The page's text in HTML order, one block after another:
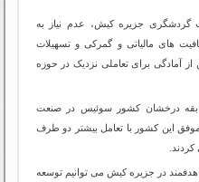
جزیره کیش، عدم نیاز به
های مالیاتی و گمرکی و تسهیلات
آمادگی برای تعاملی نزدیک در حوزه
درخشان کشور سوئیس در صنعت
این کشور با تعامل بیشتر دو طرف
در جزيره كيش می توانیم توسعه